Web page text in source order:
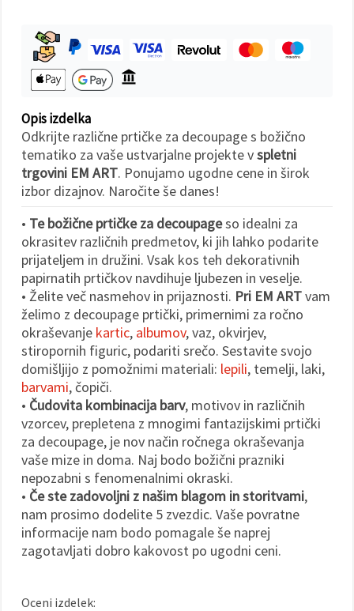
Opis izdelka
Odkrijte različne prtičke za decoupage s božično
tematiko za vaše ustvarjalne projekte vspletni
trgovini EM ART. Ponujamo ugodne cene in širok
izbor dizajnov. Naročite še danes!
• Te božične prtičke za decoupageso idealni za
okrasitev različnih predmetov, ki jih lahko podarite
prijateljem in družini. Vsak kos teh dekorativnih
papirnatih prtičkov navdihuje ljubezen in veselje.
• Želite več nasmehov in prijaznosti. Pri EM ARTvam
želimo z decoupage prtički, primernimi za ročno
okraševanje kartic, albumov, vaz, okvirjev,
stiropornih figuric, podariti srečo. Sestavite svojo
domišljijo z pomožnimi materiali: lepili, temelji, laki,
barvami, čopiči.
• Čudovita kombinacija barv, motivov in različnih
vzorcev, prepletena z mnogimi fantazijskimi prtički
za decoupage, je nov način ročnega okraševanja
vaše mize in doma. Naj bodo božični prazniki
nepozabni s fenomenalnimi okraski.
• Če ste zadovoljni z našim blagom in storitvami,
nam prosimo dodelite 5 zvezdic. Vaše povratne
informacije nam bodo pomagale še naprej
zagotavljati dobro kakovost po ugodni ceni.
Oceni izdelek: